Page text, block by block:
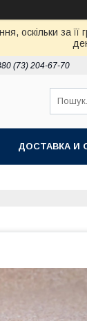
оскільки за
(73) 204-67-70
ДОСТАВКА И